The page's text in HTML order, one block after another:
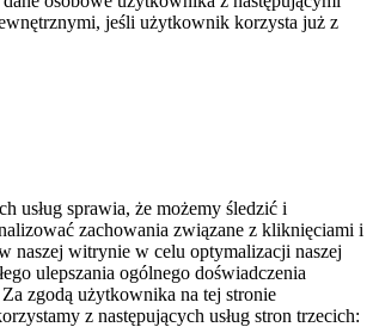
jeśli użytkownik korzysta już z
usług sprawia, że możemy śledzić i
zachowania związane z kliknięciami i
naszej witrynie w celu optymalizacji naszej
ulepszania ogólnego doświadczenia
zgodą użytkownika na tej stronie
z następujących usług stron trzecich: